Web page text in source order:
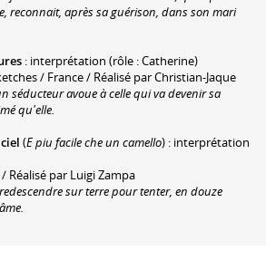
reconnait, après sa guérison, dans son mari
: interprétation (rôle : Catherine)
/ France / Réalisé par Christian-Jaque
séducteur avoue à celle qui va devenir sa
qu'elle.
(E piu facile che un camello) : interprétation
Réalisé par Luigi Zampa
sur terre pour tenter, en douze